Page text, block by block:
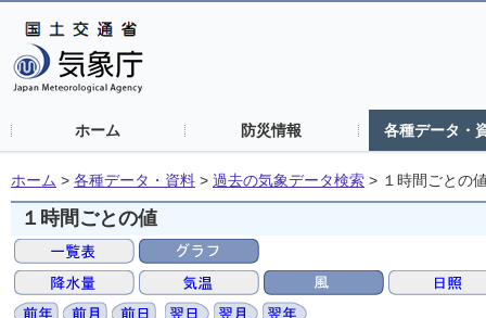
ホーム 防災情報 各種データ・
ホーム > 各種データ・資料 > 過去の気象データ検索 > １時間ごとの
１時間ごとの値